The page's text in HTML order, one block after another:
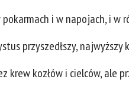
pokarmach i w napojach, i w
przyszedłszy,
krew kozłów i cielców, ale